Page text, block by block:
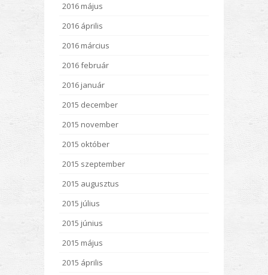
2016 május
2016 április
2016 március
2016 február
2016 január
2015 december
2015 november
2015 október
2015 szeptember
2015 augusztus
2015 július
2015 június
2015 május
2015 április